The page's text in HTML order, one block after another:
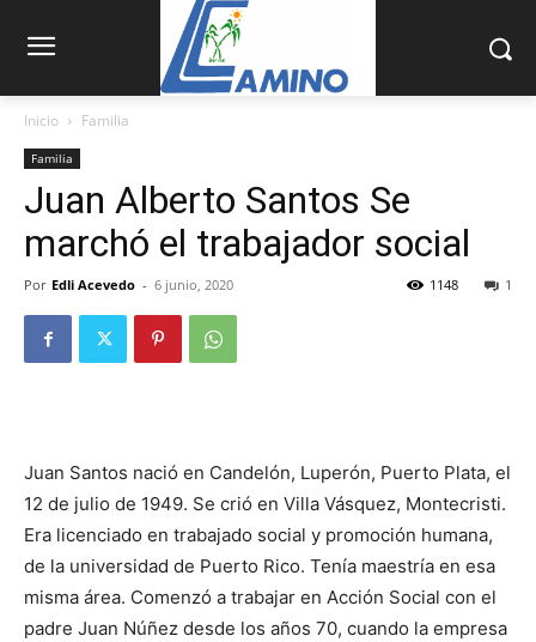
Inicio Familia
Familia
Juan Alberto Santos Se
marchó el trabajador social
Por Edli Acevedo - 6 junio, 2020 1
1148
Juan Santos nació en Candelón, Luperón, Puerto Plata, el
12 de julio de 1949. Se crió en Villa Vásquez, Montecristi.
Era licenciado en trabajado social y promoción huma­na,
de la universidad de Puerto Rico. Tenía maestría en esa
misma área. Co­menzó a trabajar en Acción Social con el
padre Juan Núñez desde los años 70, cuando la empresa